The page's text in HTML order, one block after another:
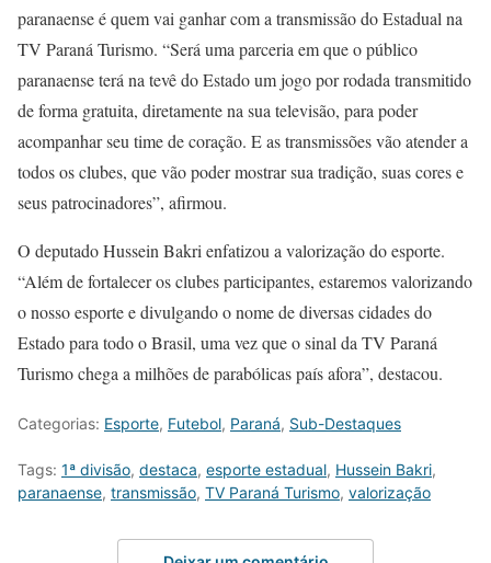
paranaense é quem vai ganhar com a transmissão do Estadual na
TV Paraná Turismo. “Será uma parceria em que o público
paranaense terá na tevê do Estado um jogo por rodada transmitido
de forma gratuita, diretamente na sua televisão, para poder
acompanhar seu time de coração. E as transmissões vão atender a
todos os clubes, que vão poder mostrar sua tradição, suas cores e
seus patrocinadores”, afirmou.
O deputado Hussein Bakri enfatizou a valorização do esporte.
“Além de fortalecer os clubes participantes, estaremos valorizando
o nosso esporte e divulgando o nome de diversas cidades do
Estado para todo o Brasil, uma vez que o sinal da TV Paraná
Turismo chega a milhões de parabólicas país afora”, destacou.
Categorias: Esporte, Futebol, Paraná, Sub-Destaques
Tags: 1ª divisão, destaca, esporte estadual, Hussein Bakri,
paranaense, transmissão, TV Paraná Turismo, valorização